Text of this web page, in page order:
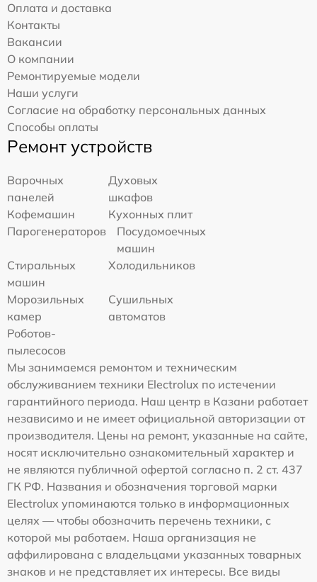
Оплата и доставка
Контакты
Вакансии
О компании
Ремонтируемые модели
Наши услуги
Согласие на обработку персональных данных
Способы оплаты
Ремонт устройств
Варочных
панелей
Духовых
шкафов
Кофемашин
Кухонных плит
Парогенераторов
Посудомоечных
машин
Стиральных
машин
Холодильников
Морозильных
камер
Сушильных
автоматов
Роботов-
пылесосов
Мы занимаемся ремонтом и техническим
обслуживанием техники Electrolux по истечении
гарантийного периода. Наш центр в Казани работает
независимо и не имеет официальной авторизации от
производителя. Цены на ремонт, указанные на сайте,
носят исключительно ознакомительный характер и
не являются публичной офертой согласно п. 2 ст. 437
ГК РФ. Названия и обозначения торговой марки
Electrolux упоминаются только в информационных
целях — чтобы обозначить перечень техники, с
которой мы работаем. Наша организация не
аффилирована с владельцами указанных товарных
знаков и не представляет их интересы. Все виды